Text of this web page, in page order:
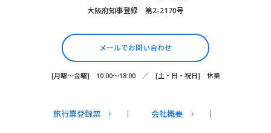
大阪府知事登録 第2-2170号
メールでお問い合わせ
[月曜～金曜] 10:00～18:00 ／ [土・日・祝日] 休業
旅行業登録票 会社概要